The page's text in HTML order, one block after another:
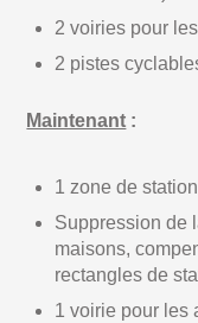
2 voiries pour
2 pistes
Maintenant :
1 zone de
Suppression de
maisons,
rectangles de
1 voirie pour les